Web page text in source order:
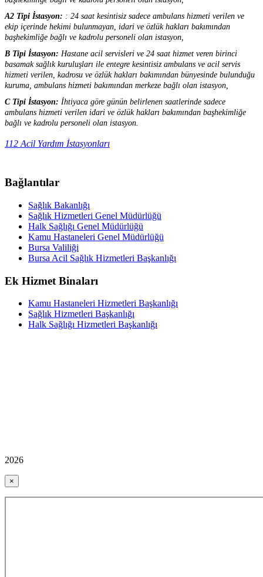
A2 Tipi İstasyon: : 24 saat kesintisiz sadece ambulans hizmeti verilen ve
ekip içerinde hekimi bulunmayan, idari ve özlük hakları bakımından
başhekimliğe bağlı ve kadrolu personeli olan istasyon,
B Tipi İstasyon: Hastane acil servisleri ve 24 saat hizmet veren birinci
basamak sağlık kuruluşları ile entegre kesintisiz ambulans ve acil servis
hizmeti verilen, kadrosu ve özlük hakları bakımından bünyesinde bulunduğu
kuruma, ambulans hizmeti bakımından merkeze bağlı olan istasyon,
C Tipi İstasyon: İhtiyaca göre günün belirlenen saatlerinde sadece
ambulans hizmeti verilen idari ve özlük hakları bakımından başhekimliğe
bağlı ve kadrolu personeli olan istasyon.
112 Acil Yardım İstasyonları
Bağlantılar
Sağlık Bakanlığı
Sağlık Hizmetleri Genel Müdürlüğü
Halk Sağlığı Genel Müdürlüğü
Kamu Hastaneleri Genel Müdürlüğü
Bursa Valiliği
Bursa Acil Sağlık Hizmetleri Başkanlığı
Ek Hizmet Binaları
Kamu Hastaneleri Hizmetleri Başkanlığı
Sağlık Hizmetleri Başkanlığı
Halk Sağlığı Hizmetleri Başkanlığı
2026
×